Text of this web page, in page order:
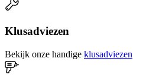
Klusadviezen
Bekijk onze handige klusadviezen